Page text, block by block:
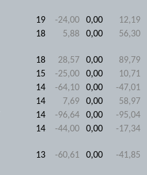
19 -24,00 0,00
12,19
18 5,88 0,00 56,30
18 28,57 0,00
89,79
15 -25,00 0,00
10,71
14 -64,10 0,00
-47,01
14 7,69 0,00
58,97
14 -96,64 0,00
-95,04
14 -44,00 0,00 -17,34
13 -60,61 0,00 -41,85